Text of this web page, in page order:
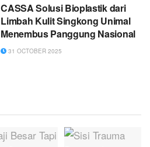
CASSA Solusi Bioplastik dari
Limbah Kulit Singkong Unimal
Menembus Panggung Nasional
31 OCTOBER 2025